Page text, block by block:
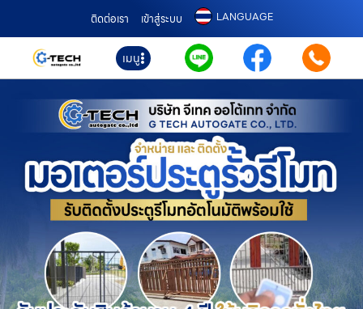
ติดต่อเรา เข้าสู่ระบบ LANGUAGE
เมนู